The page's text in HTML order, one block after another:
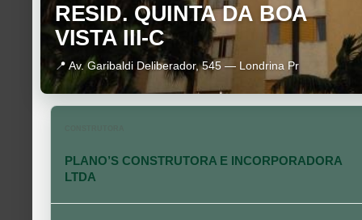
RESID. QUINTA DA BOA
VISTA III-C
📍 Av. Garibaldi Deliberador, 545 — Londrina Pr
PLANO’S CONSTRUTORA E INCORPORADORA
LTDA